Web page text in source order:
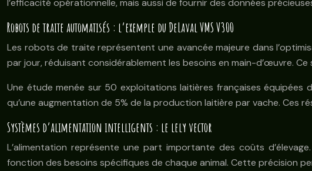
l’efficacité opérationnelle, mais aussi de fournir des données
Robots de traite automatisés : l’exemple du DeLaval VMS V300
Les robots de traite représentent une avancée majeure dans
par jour, réduisant considérablement les besoins en main-d’œuvre.
Une étude menée sur 50 exploitations laitières françaises
qu’une augmentation de 5% de la production laitière par vache.
Systèmes d’alimentation intelligents : le lely vector
L’alimentation représente une part importante des coûts
fonction des besoins spécifiques de chaque animal. Cette précision